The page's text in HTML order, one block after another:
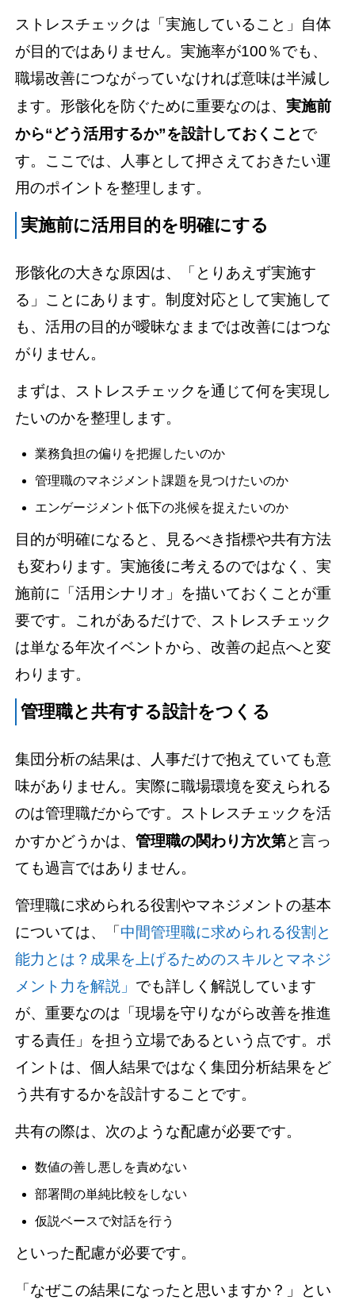
ストレスチェックは「実施していること」自体
が目的ではありません。実施率が100％でも、
職場改善につながっていなければ意味は半減し
ます。形骸化を防ぐために重要なのは、実施前
から“どう活用するか”を設計しておくことで
す。ここでは、人事として押さえておきたい運
用のポイントを整理します。
実施前に活用目的を明確にする
形骸化の大きな原因は、「とりあえず実施す
る」ことにあります。制度対応として実施して
も、活用の目的が曖昧なままでは改善にはつな
がりません。
まずは、ストレスチェックを通じて何を実現し
たいのかを整理します。
業務負担の偏りを把握したいのか
管理職のマネジメント課題を見つけたいのか
エンゲージメント低下の兆候を捉えたいのか
目的が明確になると、見るべき指標や共有方法
も変わります。実施後に考えるのではなく、実
施前に「活用シナリオ」を描いておくことが重
要です。これがあるだけで、ストレスチェック
は単なる年次イベントから、改善の起点へと変
わります。
管理職と共有する設計をつくる
集団分析の結果は、人事だけで抱えていても意
味がありません。実際に職場環境を変えられる
のは管理職だからです。ストレスチェックを活
かすかどうかは、管理職の関わり方次第と言っ
ても過言ではありません。
管理職に求められる役割やマネジメントの基本
については、「中間管理職に求められる役割と
能力とは？成果を上げるためのスキルとマネジ
メント力を解説」 でも詳しく解説しています
が、重要なのは「現場を守りながら改善を推進
する責任」を担う立場であるという点です。 ポ
イントは、個人結果ではなく集団分析結果をど
う共有するかを設計することです。
共有の際は、次のような配慮が必要です。
数値の善し悪しを責めない
部署間の単純比較をしない
仮説ベースで対話を行う
といった配慮が必要です。
「なぜこの結果になったと思いますか？」とい